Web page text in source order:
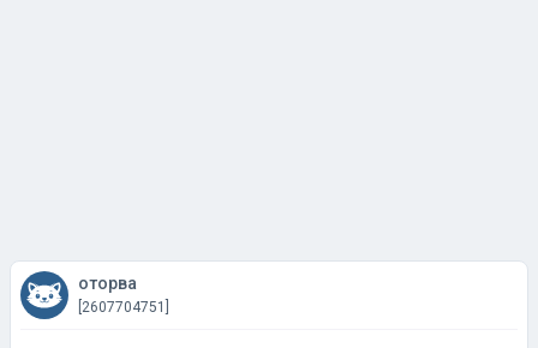
оторва
[2607704751]